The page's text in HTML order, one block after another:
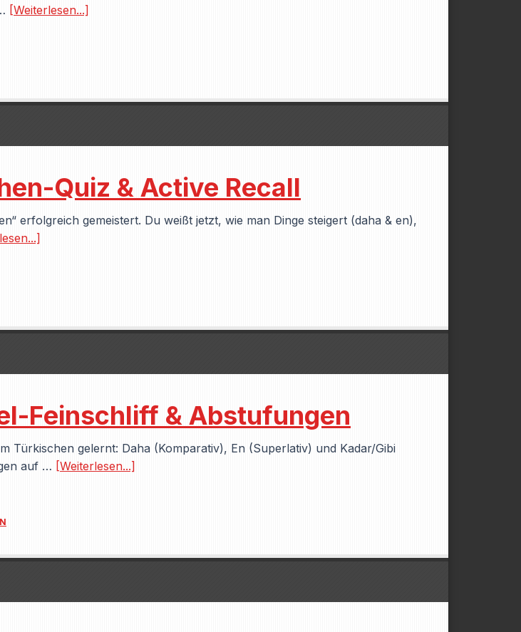
[Weiterlesen...]
Quiz & Active Recall
erfolgreich gemeistert. Du weißt jetzt, wie man Dinge steigert (daha & en),
Feinschliff & Abstufungen
Türkischen gelernt: Daha (Komparativ), En (Superlativ) und Kadar/Gibi
auf … [Weiterlesen...]